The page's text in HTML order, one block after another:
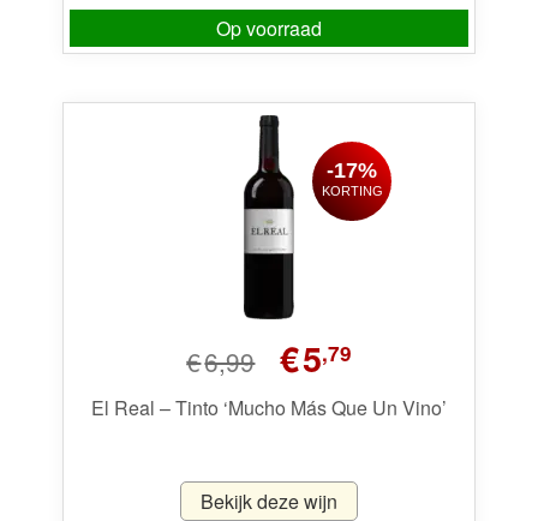
Op voorraad
€6,99
Oorspronkelijke
prijs
was:
€5,79Huidige
is:
El Real – Tinto ‘Mucho Más Que Un Vino’
-17%
KORTING
Bekijk deze wijn